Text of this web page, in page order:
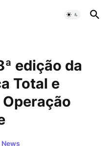
edição da
Total e
News